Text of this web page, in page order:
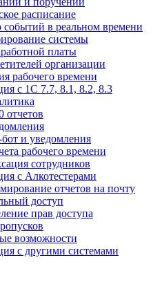
расписание
в реальном времени
системы
платы
организации
рабочего времени
с 1С 7.7, 8.1, 8.2, 8.3
отчетов
бот и уведомления
рабочего времени
сотрудников
с Алкотестерами
отчетов на почту
доступ
прав доступа
возможности
с другими системами